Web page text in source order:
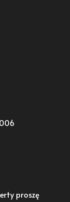
proszę